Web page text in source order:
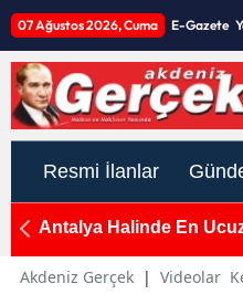
07 Ağustos 2026, Cuma E-Gazete
Resmi İlanlar
Antalya Halinde En
Akdeniz Gerçek | Videolar